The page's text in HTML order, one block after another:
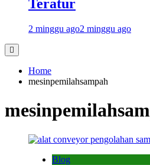
Teratur
2 minggu ago2 minggu ago
Home
mesinpemilahsampah
Blog